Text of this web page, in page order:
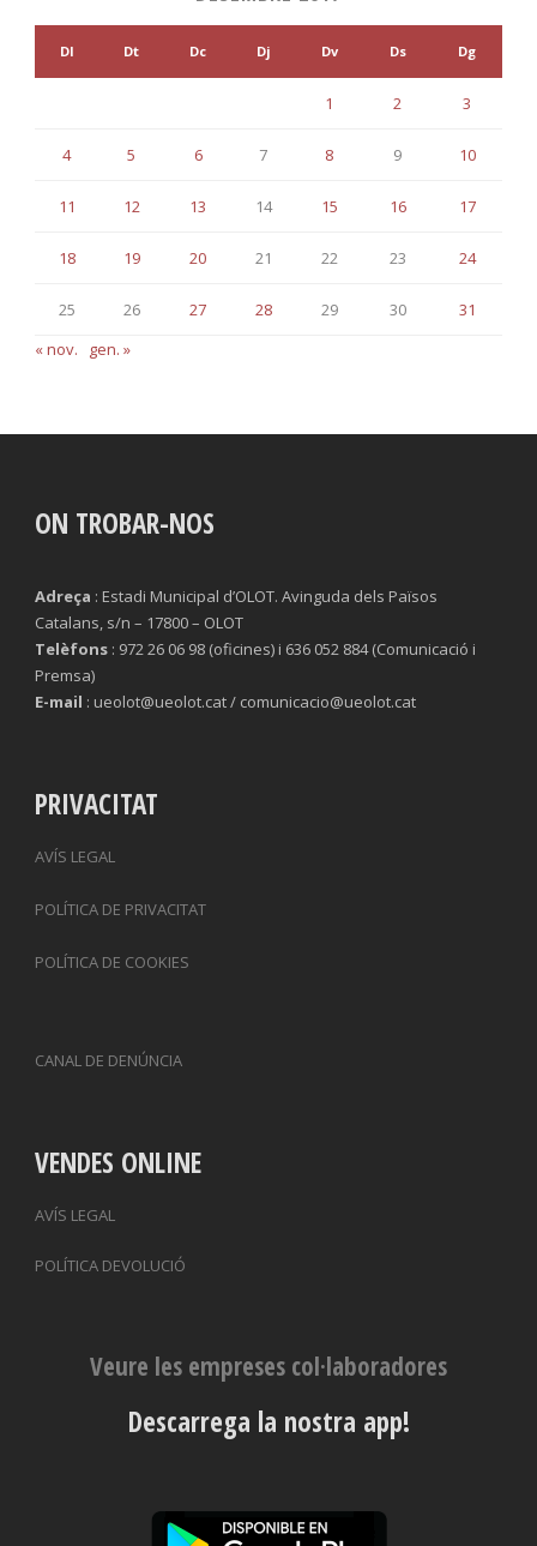
Dl Dt Dc Dj Dv Ds Dg
1 2 3
4 5 6 7 8 9 10
11 12 13 14 15 16 17
18 19 20 21 22 23 24
25 26 27 28 29 30
31
« nov.
gen. »
ON TROBAR-NOS
Adreça : Estadi Municipal d’OLOT. Avinguda dels Països
Catalans, s/n – 17800 – OLOT
Telèfons : 972 26 06 98 (oficines) i 636 052 884 (Comunicació i
Premsa)
E-mail : ueolot@ueolot.cat / comunicacio@ueolot.cat
PRIVACITAT
AVÍS LEGAL
POLÍTICA DE PRIVACITAT
POLÍTICA DE COOKIES
CANAL DE DENÚNCIA
VENDES ONLINE
AVÍS LEGAL
POLÍTICA DEVOLUCIÓ
Veure les empreses col·laboradores
Descarrega la nostra app!